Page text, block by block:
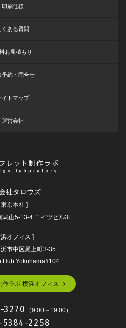
印刷仕様
くある質問
お見積もり
予約・問合せ
イトマップ
運営会社
社タロウズ
東京本社 ]
烏山5-13-4 ニイツビル3F
浜オフィス ]
市中区尾上町3-35
Hub Yokohama#104
作ラボ 横浜オフィス
3270 （9:00～19:00）
5384-2258